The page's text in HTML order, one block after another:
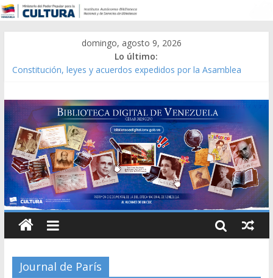
domingo, agosto 9, 2026
Lo último:
Constitución, leyes y acuerdos expedidos por la Asamblea
Modesta Bor Sánchez [material gráfico]
Gaceta Oficial de la República de Venezuela año CXXXIII Mes V,
Caracas 09 de marzo de 2006 N° 38.394
Catálogo temático de obras de Modesta Bor
Journal de París